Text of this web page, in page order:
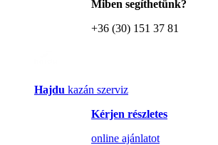
Miben segíthetünk?
+36 (30) 151 37 81
Hajdu kazán szerviz
Kérjen részletes
online ajánlatot